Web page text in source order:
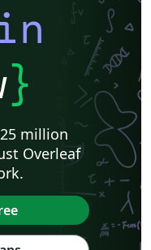
}
million
Overleaf